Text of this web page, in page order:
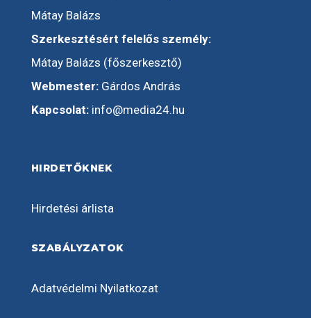
Mátay Balázs
Szerkesztésért felelős személy:
Mátay Balázs (főszerkesztő)
Webmester:Gárdos András
Kapcsolat: info@media24.hu
HIRDETŐKNEK
Hirdetési árlista
SZABÁLYZATOK
Adatvédelmi Nyilatkozat